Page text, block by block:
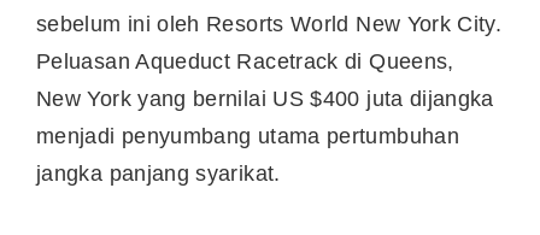
sebelum ini oleh Resorts World New York City.
Peluasan Aqueduct Racetrack di Queens,
New York yang bernilai US $400 juta dijangka
menjadi penyumbang utama pertumbuhan
jangka panjang syarikat.